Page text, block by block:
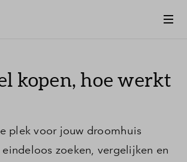
kopen, hoe werkt
plek voor jouw droomhuis
zoeken, vergelijken en